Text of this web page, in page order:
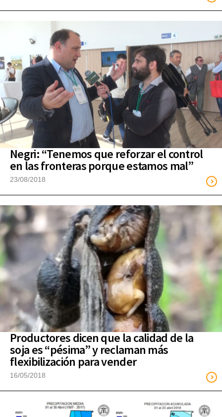
Negri: “Tenemos que reforzar el control
en las fronteras porque estamos mal”
23/08/2018
Productores dicen que la calidad de la
soja es “pésima” y reclaman más
flexibilización para vender
16/05/2018